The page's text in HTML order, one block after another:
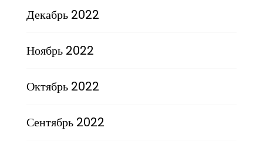
Декабрь 2022
Ноябрь 2022
Октябрь 2022
Сентябрь 2022